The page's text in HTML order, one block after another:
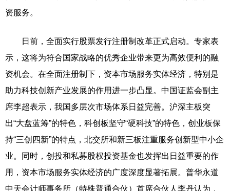
资服务。
日前，全面实行股票发行注册制改革正式启动。专家表
示，这将为符合国家战略的优秀企业带来更为高效便利的融
资机会。在全面注册制下，资本市场服务实体经济，特别是
助力科技创新产业发展的作用进一步凸显。中国证监会副主
席李超表示，我国多层次市场体系日益完善。沪深主板突
出“大盘蓝筹”的特色，科创板坚守“硬科技”的特色，创业板保
持“三创四新”的特点，北交所和新三板注重服务创新型中小企
业。同时，创投和私募股权投资基金也发挥出日益重要的作
用，资本市场服务实体经济的广度深度显著拓展。普华永道
中天会计师事务所（特殊普通合伙）首席合伙人李丹认为，